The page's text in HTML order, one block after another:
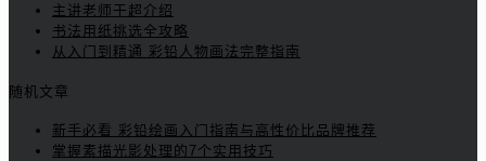
主讲老师于超介绍
书法用纸挑选全攻略
从入门到精通 彩铅人物画法完整指南
随机文章
新手必看 彩铅绘画入门指南与高性价比品牌推荐
掌握素描光影处理的7个实用技巧